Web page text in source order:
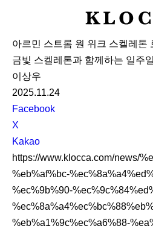
K
O
C
아르민 스트롬 원 위크 스켈레톤
금빛 스켈레톤과 함께하는 일주일
이상우
2025.11.24
S
N
S
S
h
a
r
e
Facebook
X
Kakao
https://www.klocca.com/news/
%eb%af%bc-
%ec%9b%90-
%eb%a1%9c%ec%a6%88-